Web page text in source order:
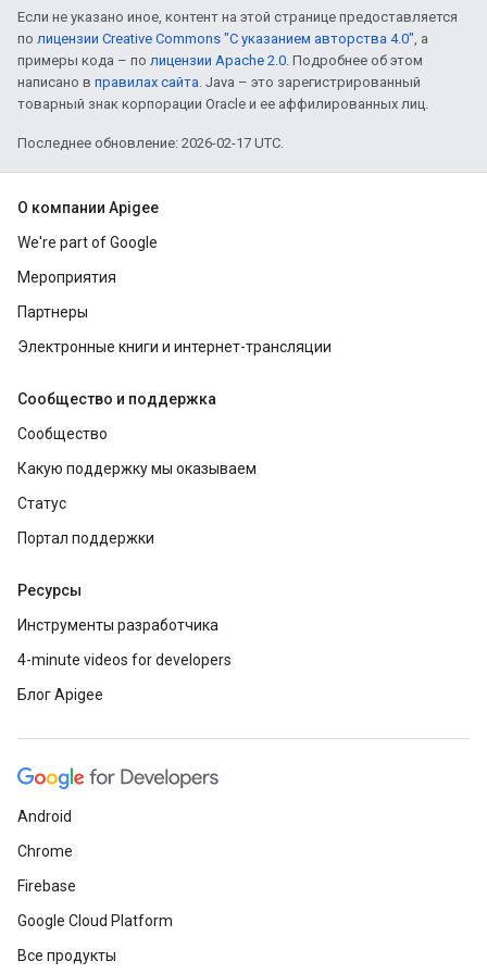
Если не указано иное, контент на этой странице предоставляется
по лицензии Creative Commons "С указанием авторства 4.0", а
примеры кода – по лицензии Apache 2.0. Подробнее об этом
написано в правилах сайта. Java – это зарегистрированный
товарный знак корпорации Oracle и ее аффилированных лиц.
Последнее обновление: 2026-02-17 UTC.
О компании Apigee
We're part of Google
Мероприятия
Партнеры
Электронные книги и интернет-трансляции
Сообщество и поддержка
Сообщество
Какую поддержку мы оказываем
Статус
Портал поддержки
Ресурсы
Инструменты разработчика
4-minute videos for developers
Блог Apigee
Android
Chrome
Firebase
Google Cloud Platform
Все продукты